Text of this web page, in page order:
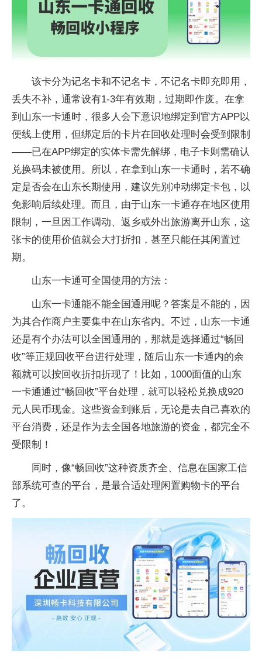
该卡分为记名卡和不记名卡，不记名卡即充即用，
丢失不补，通常设有1-3年有效期，过期即作废。在拿
到山东一卡通时，很多人会下意识地绑定到官方APP以
便线上使用，但绑定后的卡片在回收处理时会受到限制
——已在APP绑定的实体卡需先解绑，电子卡则需确认
兑换码未被使用。所以，在拿到山东一卡通时，若不确
定是否会在山东长期使用，建议先别冲动绑定卡包，以
免影响后续处理。而且，由于山东一卡通存在地区使用
限制，一旦因工作调动、返乡或外出旅游离开山东，这
张卡的使用价值就会大打折扣，甚至只能任其闲置过
期。
山东一卡通可全国使用的方法：
山东一卡通能不能全国通用呢？答案是不能的，因
为其合作商户主要集中在山东省内。不过，山东一卡通
还是有个办法可以全国通用的，那就是选择通过“畅回
收”等正规回收平台进行处理，随后山东一卡通内的余
额就可以按回收折扣折现了！比如，1000面值的山东
一卡通通过“畅回收”平台处理，就可以轻松兑换成920
元人民币现金。这些资金到账后，无论是去自己喜欢的
平台消费，还是作为去全国各地旅游的资金，都完全不
受限制！
同时，像“畅回收”这种资质齐全、信息在国家工信
部系统可查的平台，是最合适处理闲置购物卡的平台
了。